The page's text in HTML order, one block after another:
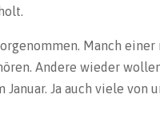
Manch einer
Andere wieder
Ja auch viele von